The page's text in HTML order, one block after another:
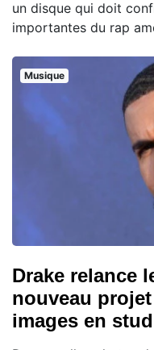
un disque qui doit
importantes du rap
Musique
Drake relance
nouveau
images en